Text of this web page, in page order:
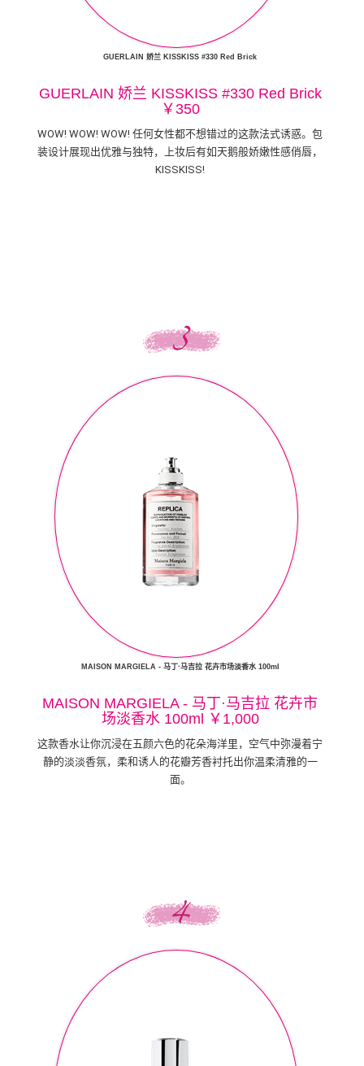
GUERLAIN 娇兰 KISSKISS #330 Red Brick
GUERLAIN 娇兰 KISSKISS #330 Red Brick
￥350
WOW! WOW! WOW! 任何女性都不想错过的这款法式诱惑。包
装设计展现出优雅与独特，上妆后有如天鹅般娇嫩性感俏唇，
KISSKISS!
MAISON MARGIELA - 马丁·马吉拉 花卉市场淡香水 100ml
MAISON MARGIELA - 马丁·马吉拉 花卉市
场淡香水 100ml ￥1,000
这款香水让你沉浸在五颜六色的花朵海洋里，空气中弥漫着宁
静的淡淡香氛，柔和诱人的花瓣芳香衬托出你温柔清雅的一
面。